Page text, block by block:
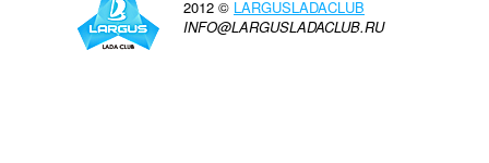
2012 © LARGUSLADACLUB
INFO@LARGUSLADACLUB.RU